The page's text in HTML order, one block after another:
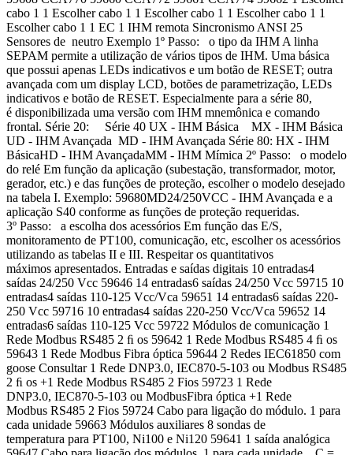
cabo 1 1 Escolher cabo 1 1 Escolher cabo 1 1 Escolher cabo 1 1
Escolher cabo 1 1 EC 1 IHM remota Sincronismo ANSI 25
Sensores de neutro Exemplo 1º Passo: o tipo da IHM A linha
SEPAM permite a utilização de vários tipos de IHM. Uma básica
que possui apenas LEDs indicativos e um botão de RESET; outra
avançada com um display LCD, botões de parametrização, LEDs
indicativos e botão de RESET. Especialmente para a série 80,
é disponibilizada uma versão com IHM mnemônica e comando
frontal. Série 20: Série 40 UX - IHM Básica MX - IHM Básica
UD - IHM Avançada MD - IHM Avançada Série 80: HX - IHM
BásicaHD - IHM AvançadaMM - IHM Mímica 2º Passo: o modelo
do relé Em função da aplicação (subestação, transformador, motor,
gerador, etc.) e das funções de proteção, escolher o modelo desejado
na tabela I. Exemplo: 59680MD24/250VCC - IHM Avançada e a
aplicação S40 conforme as funções de proteção requeridas.
3º Passo: a escolha dos acessórios Em função das E/S,
monitoramento de PT100, comunicação, etc, escolher os acessórios
utilizando as tabelas II e III. Respeitar os quantitativos
máximos apresentados. Entradas e saídas digitais 10 entradas4
saídas 24/250 Vcc 59646 14 entradas6 saídas 24/250 Vcc 59715 10
entradas4 saídas 110-125 Vcc/Vca 59651 14 entradas6 saídas 220-
250 Vcc 59716 10 entradas4 saídas 220-250 Vcc/Vca 59652 14
entradas6 saídas 110-125 Vcc 59722 Módulos de comunicação 1
Rede Modbus RS485 2 ﬁ os 59642 1 Rede Modbus RS485 4 ﬁ os
59643 1 Rede Modbus Fibra óptica 59644 2 Redes IEC61850 com
goose Consultar 1 Rede DNP3.0, IEC870-5-103 ou Modbus RS485
2 ﬁ os +1 Rede Modbus RS485 2 Fios 59723 1 Rede
DNP3.0, IEC870-5-103 ou ModbusFibra óptica +1 Rede
Modbus RS485 2 Fios 59724 Cabo para ligação do módulo. 1 para
cada unidade 59663 Módulos auxiliares 8 sondas de
temperatura para PT100, Ni100 e Ni120 59641 1 saída analógica